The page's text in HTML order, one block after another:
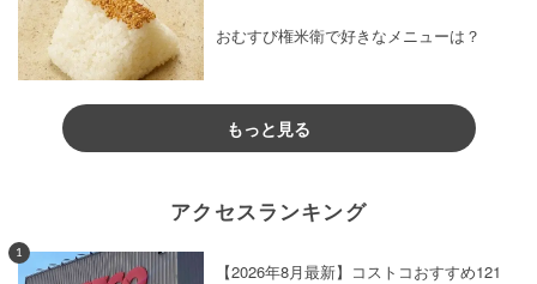
おむすび権米衛で好きなメニューは？
もっと見る
アクセスランキング
1
【2026年8月最新】コストコおすすめ121